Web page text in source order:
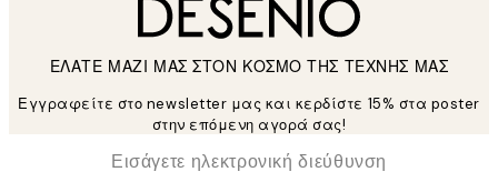
ΕΛΑΤΕ ΜΑΖΙ ΜΑΣ ΣΤΟΝ ΚΟΣΜΟ ΤΗΣ ΤΕΧΝΗΣ ΜΑΣ
Εγγραφείτε στο newsletter μας και κερδίστε 15% στα poster
στην επόμενη αγορά σας!
Ηλεκτρονική Διεύθυνση